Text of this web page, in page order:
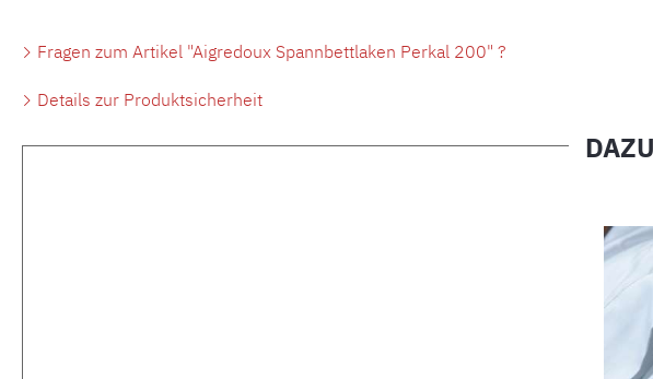
Fragen zum Artikel "Aigredoux Spannbettlaken Perkal 200" ?
Details zur Produktsicherheit